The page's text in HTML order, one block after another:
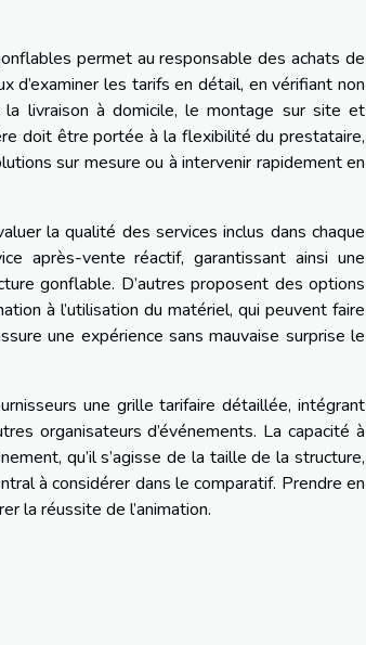
permet au responsable des achats de
d’examiner les tarifs en détail, en vérifiant non
livraison à domicile, le montage sur site et
doit être portée à la flexibilité du prestataire,
sur mesure ou à intervenir rapidement en
la qualité des services inclus dans chaque
après-vente réactif, garantissant ainsi une
gonflable. D’autres proposent des options
à l’utilisation du matériel, qui peuvent faire
une expérience sans mauvaise surprise le
une grille tarifaire détaillée, intégrant
organisateurs d’événements. La capacité à
qu’il s’agisse de la taille de la structure,
à considérer dans le comparatif. Prendre en
la réussite de l’animation.